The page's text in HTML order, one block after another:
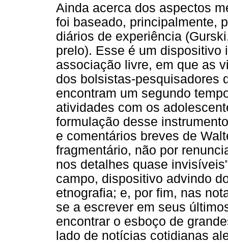
Ainda acerca dos aspectos
foi baseado, principalmente,
diários de experiência
prelo). Esse é um dispositivo
associação livre, em que as
dos bolsistas-pesquisadores
encontram um segundo
atividades com os
formulação desse
e comentários breves de
fragmentário, não por
nos detalhes quase
campo, dispositivo advindo
etnografia; e, por fim, nas
se a escrever em seus
encontrar o esboço de
lado de notícias cotidianas